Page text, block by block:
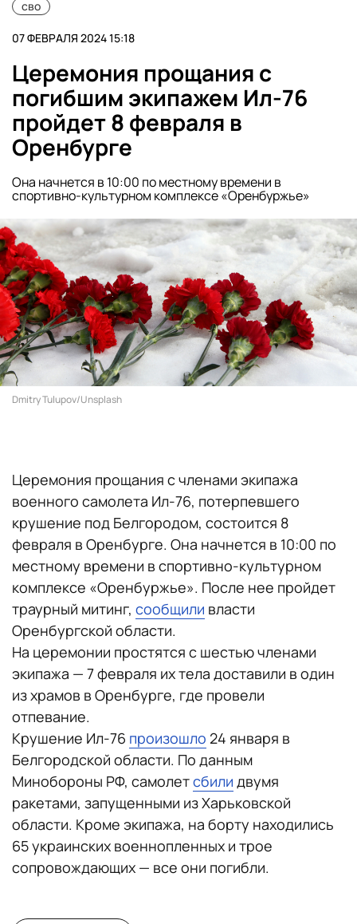
сво
07 ФЕВРАЛЯ 2024 15:18
Церемония прощания с
погибшим экипажем Ил-76
пройдет 8 февраля в
Оренбурге
Она начнется в 10:00 по местному времени в
спортивно-культурном комплексе «Оренбуржье»
Dmitry Tulupov/Unsplash
Церемония прощания с членами экипажа
военного самолета Ил-76, потерпевшего
крушение под Белгородом, состоится 8
февраля в Оренбурге. Она начнется в 10:00 по
местному времени в спортивно-культурном
комплексе «Оренбуржье». После нее пройдет
траурный митинг, сообщили власти
Оренбургской области.
На церемонии простятся с шестью членами
экипажа — 7 февраля их тела доставили в один
из храмов в Оренбурге, где провели
отпевание.
Крушение Ил-76 произошло 24 января в
Белгородской области. По данным
Минобороны РФ, самолетсбили двумя
ракетами, запущенными из Харьковской
области. Кроме экипажа, на борту находились
65 украинских военнопленных и трое
сопровождающих — все они погибли.